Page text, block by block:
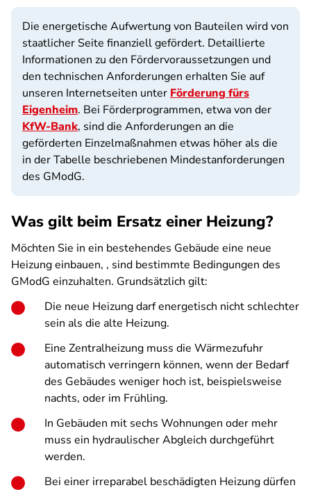
Die energetische Aufwertung von Bauteilen wird von
staatlicher Seite finanziell gefördert. Detaillierte
Informationen zu den Fördervoraussetzungen und
den technischen Anforderungen erhalten Sie auf
unseren Internetseiten unter Förderung fürs
Eigenheim. Bei Förderprogrammen, etwa von der
KfW-Bank, sind die Anforderungen an die
geförderten Einzelmaßnahmen etwas höher als die
in der Tabelle beschriebenen Mindestanforderungen
des GModG.
Was gilt beim Ersatz einer Heizung?
Möchten Sie in ein bestehendes Gebäude eine neue
Heizung einbauen, , sind bestimmte Bedingungen des
GModG einzuhalten. Grundsätzlich gilt:
Die neue Heizung darf energetisch nicht schlechter
sein als die alte Heizung.
Eine Zentralheizung muss die Wärmezufuhr
automatisch verringern können, wenn der Bedarf
des Gebäudes weniger hoch ist, beispielsweise
nachts, oder im Frühling.
In Gebäuden mit sechs Wohnungen oder mehr
muss ein hydraulischer Abgleich durchgeführt
werden.
Bei einer irreparabel beschädigten Heizung dürfen